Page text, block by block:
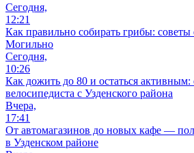
Сегодня,
12:21
Как правильно собирать грибы:
Могильно
Сегодня,
10:26
Как дожить до 80 и остаться активным:
велосипедиста с Узденского района
Вчера,
17:41
От автомагазинов до новых кафе —
в Узденском районе